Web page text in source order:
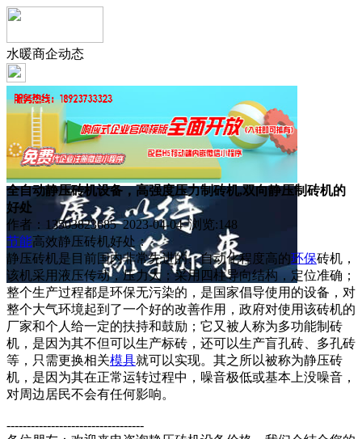
水暖商企动态
全自动静压砖机设备，高强度压力制砖机,双向静压制砖机的
好处
作者：13503823685 2023-04-04 浏览:148
节能高效静压砖机好处：
静压砖机是目前国内非常先进的、自动化程度高的环保砖机，
该机采用液压传动，压力大；采用四柱导向结构，定位准确；
整个生产过程都是环保无污染的，是国家倡导使用的设备，对
整个大气环境起到了一个好的改善作用，政府对使用该砖机的
厂家和个人给一定的扶持和鼓励；它又被人称为多功能制砖
机，是因为其不但可以生产标砖，还可以生产盲孔砖、多孔砖
等，只需更换相关模具就可以实现。其之所以被称为静压砖
机，是因为其在正常运转过程中，噪音极低或基本上没噪音，
对周边居民不会有任何影响。
----------------------------------